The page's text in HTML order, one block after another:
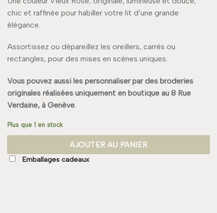
chic et raffinée pour habiller votre lit d’une grande
élégance.
Assortissez ou dépareillez les oreillers, carrés ou
rectangles, pour des mises en scènes uniques.
Vous pouvez aussi les personnaliser par des broderies
originales réalisées uniquement en boutique au 8 Rue
Verdaine, à Genève.
Plus que 1 en stock
AJOUTER AU PANIER
Emballages cadeaux